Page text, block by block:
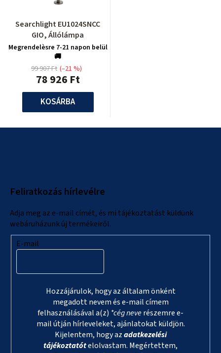
Searchlight EU1024SNCC
GIO, Állólámpa
Megrendelèsre 7-21 napon belül
🚚
78 926 Ft
99 907 Ft (–21 %)
KOSÁRBA
Feliratkozás hírlevélre
Adja meg az e-mail címét, és mi tájékoztatást küldünk
webáruházunk új termékeiről.
E-mail
Hozzájárulok, hogy az általam önként
megadott nevem és e-mail címem
felhasználásával a(z) *cég neverészemre e-
mail útján hírleveleket, ajánlatokat küldjön.
Kijelentem, hogy azadatkezelési
tájékoztatótelolvastam. Megértettem,